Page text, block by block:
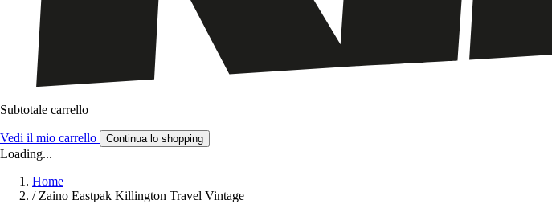
Subtotale carrello
Vedi il mio carrello Continua lo shopping
Loading...
Home
/ Zaino Eastpak Killington Travel Vintage